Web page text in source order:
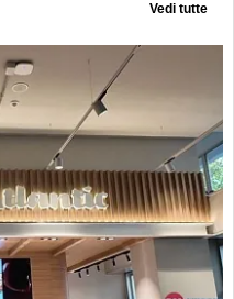
Vedi tutte